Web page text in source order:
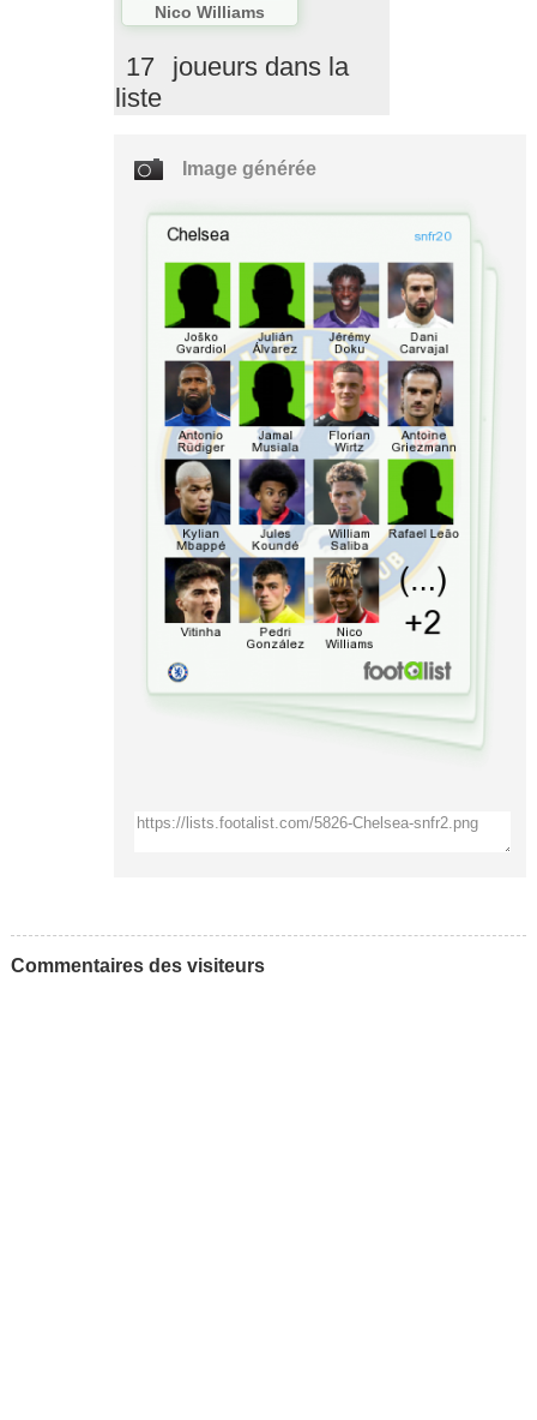
Nico Williams
17
joueurs dans la
liste
Image générée
Commentaires des visiteurs